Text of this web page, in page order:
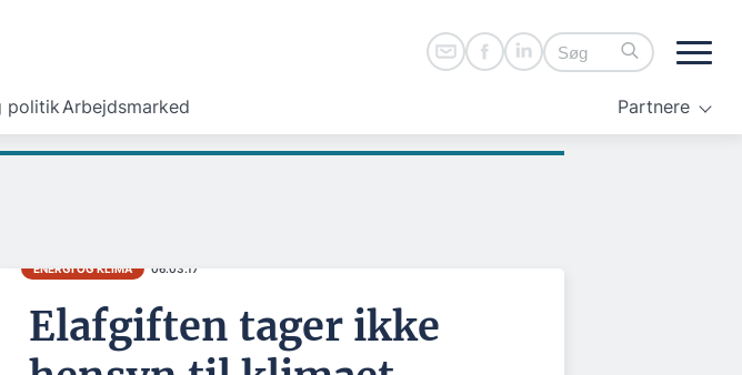
politikArbejdsmarked Partnere
ENERGI OG KLIMA 06.03.17
Elafgiften tager ikke